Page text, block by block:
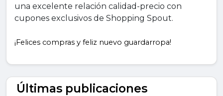
una excelente relación calidad-precio con
cupones exclusivos de Shopping Spout.
¡Felices compras y feliz nuevo guardarropa!
Últimas publicaciones